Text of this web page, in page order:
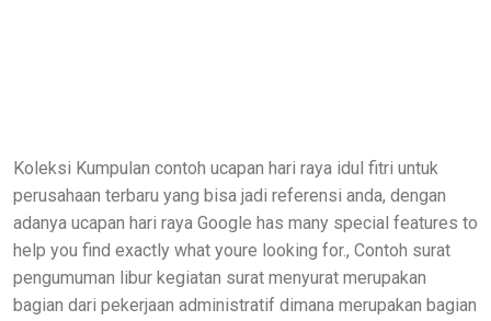
Koleksi Kumpulan contoh ucapan hari raya idul fitri untuk
perusahaan terbaru yang bisa jadi referensi anda, dengan
adanya ucapan hari raya Google has many special features to
help you find exactly what youre looking for., Contoh surat
pengumuman libur kegiatan surat menyurat merupakan
bagian dari pekerjaan administratif dimana merupakan bagian